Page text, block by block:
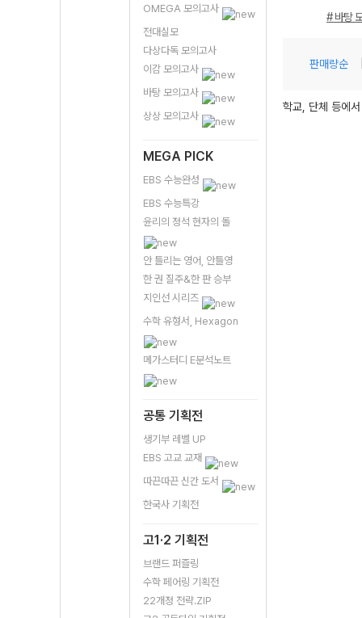
OMEGA 모의고사
전대실모
다상다독 모의고사
이감 모의고사
바탕 모의고사
상상 모의고사
MEGA PICK
EBS 수능완성
EBS 수능특강
윤리의 정석 현자의 돌
안 틀리는 영어, 안틀영
한 권 질주&한 판 승부
지인선 시리즈
수학 유형서, Hexagon
메가스터디 E분석노트
공통 기획전
생기부 레벨 UP
EBS 고교 교재
따끈따끈 신간 도서
한국사 기획전
고1·2 기획전
브랜드 퍼즐링
수학 페어링 기획전
22개정 전략.ZIP
# 바탕
판매량순
학교, 단체 등에